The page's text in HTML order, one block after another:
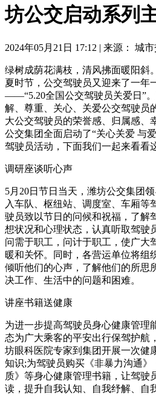
坊公交启动系列
2024年05月21日 17:12 | 来源： 城市
绿树成荫花满枝，清风拂面暖阳斜
夏时节，公交驾驶员又迎来了一年
——“5.20全国公交驾驶员关爱日”
解、尊重、关心、关爱公交驾驶员
大公交驾驶员的荣誉感、归属感、
公交集团全面启动了“关心关爱 与
驾驶员活动，下面我们一起来看看
调研座谈听心声
5月20日节日当天，潍坊公交集团
入车队、枢纽站、调度室、车厢等
驶员致以节日的问候和祝福，了解
想状况和心理状态，认真听取驾驶
问需于职工，问计于职工，使广大
暖和关怀。同时，各营运单位将组
倾听他们的心声，了解他们的所思
决工作、生活中的问题和困难。
讲座书籍送健康
为进一步提高驾驶员身心健康管理
态为广大乘客的平安出行保驾护航
坊眼科医院专家到集团开展一次健
知识;为驾驶员购买《非暴力沟通
质》等身心健康管理书籍，让驾驶
读，提升自我认知、自我纾解、自